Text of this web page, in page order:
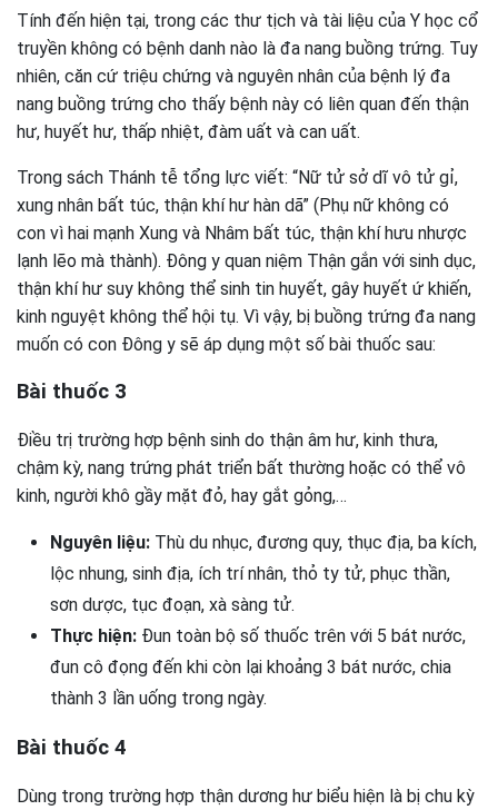
Tính đến hiện tại, trong các thư tịch và tài liệu của Y học cổ
truyền không có bệnh danh nào là đa nang buồng trứng. Tuy
nhiên, căn cứ triệu chứng và nguyên nhân của bệnh lý đa
nang buồng trứng cho thấy bệnh này có liên quan đến thận
hư, huyết hư, thấp nhiệt, đàm uất và can uất.
Trong sách Thánh tễ tổng lực viết: “Nữ tử sở dĩ vô tử gỉ,
xung nhân bất túc, thận khí hư hàn dã” (Phụ nữ không có
con vì hai mạnh Xung và Nhâm bất túc, thận khí hưu nhược
lạnh lẽo mà thành). Đông y quan niệm Thận gắn với sinh dục,
thận khí hư suy không thể sinh tin huyết, gây huyết ứ khiến,
kinh nguyệt không thể hội tụ. Vì vậy, bị buồng trứng đa nang
muốn có con Đông y sẽ áp dụng một số bài thuốc sau:
Bài thuốc 3
Điều trị trường hợp bệnh sinh do thận âm hư, kinh thưa,
chậm kỳ, nang trứng phát triển bất thường hoặc có thể vô
kinh, người khô gầy mặt đỏ, hay gắt gỏng,…
Nguyên liệu: Thù du nhục, đương quy, thục địa, ba kích,
lộc nhung, sinh địa, ích trí nhân, thỏ ty tử, phục thần,
sơn dược, tục đoạn, xà sàng tử.
Thực hiện: Đun toàn bộ số thuốc trên với 5 bát nước,
đun cô đọng đến khi còn lại khoảng 3 bát nước, chia
thành 3 lần uống trong ngày.
Bài thuốc 4
Dùng trong trường hợp thận dương hư biểu hiện là bị chu kỳ